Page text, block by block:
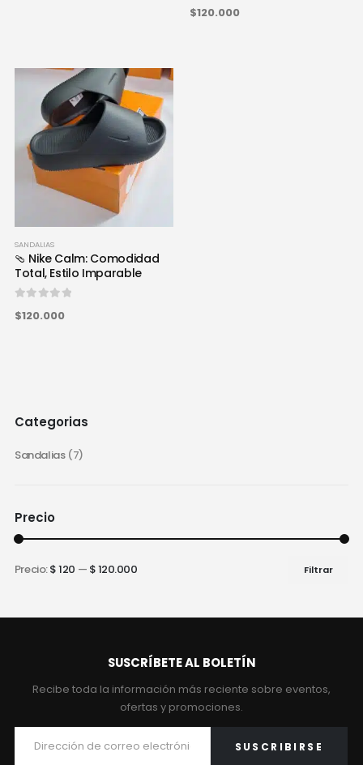
$120.000
SANDALIAS
🩴 Nike Calm: Comodidad
Total, Estilo Imparable
$120.000
Categorias
Sandalias (7)
Precio
Filtrar
Precio:$ 120 — $ 120.000
SUSCRÍBETE AL BOLETÍN
Recibe toda la información más reciente sobre eventos,
ofertas y promociones.